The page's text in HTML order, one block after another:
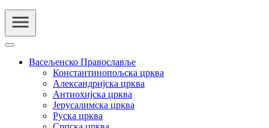
Васељенско Православље
Константинопољска црква
Александријска црква
Антиохијска црква
Јерусалимска црква
Руска црква